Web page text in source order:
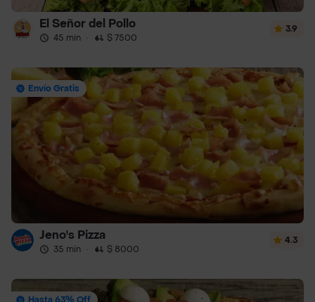
El Señor del Pollo
45 min · $ 7500
3.9
Envío Gratis
Jeno's Pizza
35 min · $ 8000
4.3